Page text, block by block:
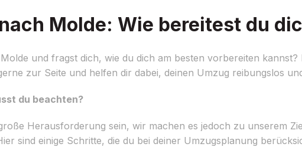
Molde: Wie bereitest du
und fragst dich, wie du dich am besten vorbereiten kannst?
zur Seite und helfen dir dabei, deinen Umzug reibungslos
du beachten?
Herausforderung sein, wir machen es jedoch zu unserem
sind einige Schritte, die du bei deiner Umzugsplanung